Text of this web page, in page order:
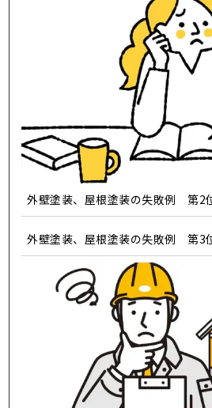
外壁塗装、屋根塗装の失敗例 第2
外壁塗装、屋根塗装の失敗例 第3